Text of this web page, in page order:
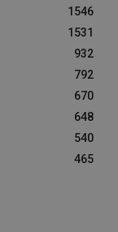
1546
1531
932
792
670
648
540
465